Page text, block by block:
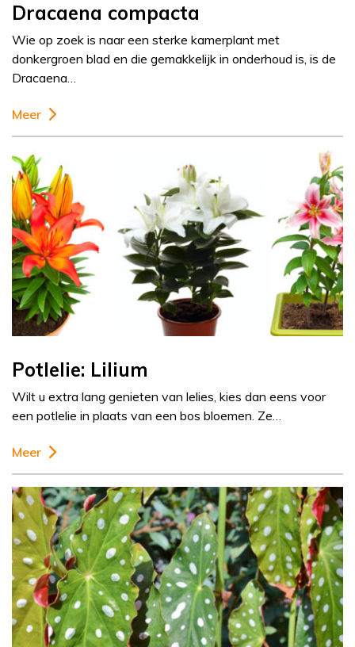
Dracaena compacta
Wie op zoek is naar een sterke kamerplant met
donkergroen blad en die gemakkelijk in onderhoud is, is de
Dracaena…
Meer
Potlelie: Lilium
Wilt u extra lang genieten van lelies, kies dan eens voor
een potlelie in plaats van een bos bloemen. Ze…
Meer